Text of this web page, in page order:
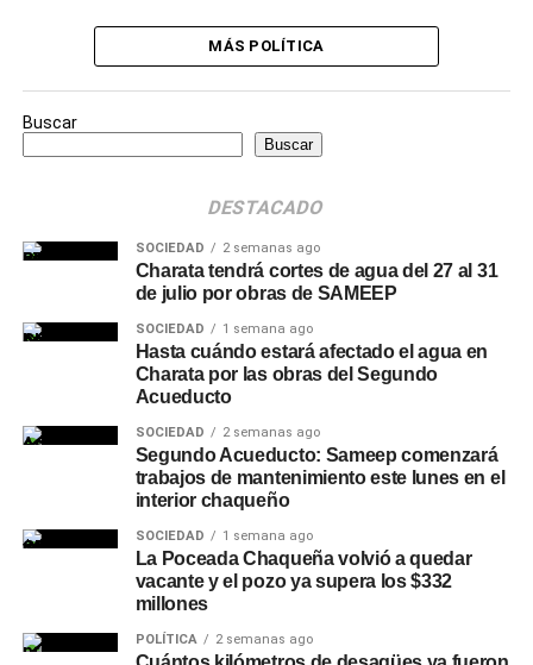
MÁS POLÍTICA
Buscar
Buscar
DESTACADO
SOCIEDAD 2 semanas ago
Charata tendrá cortes de agua del 27 al 31
de julio por obras de SAMEEP
SOCIEDAD 1 semana ago
Hasta cuándo estará afectado el agua en
Charata por las obras del Segundo
Acueducto
SOCIEDAD 2 semanas ago
Segundo Acueducto: Sameep comenzará
trabajos de mantenimiento este lunes en el
interior chaqueño
SOCIEDAD 1 semana ago
La Poceada Chaqueña volvió a quedar
vacante y el pozo ya supera los $332
millones
POLÍTICA 2 semanas ago